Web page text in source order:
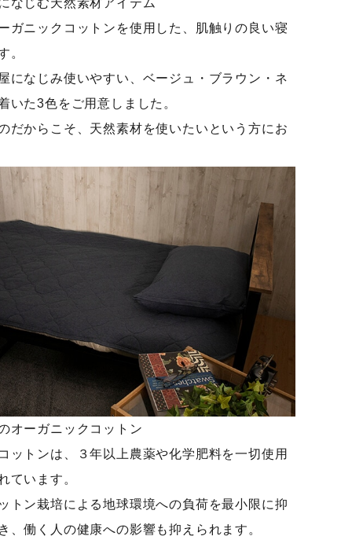
なじむ天然素材アイテム
ガニックコットンを使用した、肌触りの良い寝
。
になじみ使いやすい、ベージュ・ブラウン・ネ
いた3色をご用意しました。
だからこそ、天然素材を使いたいという方にお
オーガニックコットン
ットンは、３年以上農薬や化学肥料を一切使用
ています。
トン栽培による地球環境への負荷を最小限に抑
、働く人の健康への影響も抑えられます。